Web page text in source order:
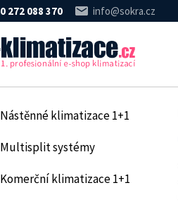
272 088 370 info@sokra.cz
Nástěnné klimatizace 1+1
Multisplit systémy
Komerční klimatizace 1+1